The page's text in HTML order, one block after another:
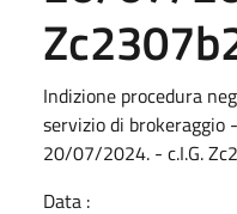
Indizione procedura
servizio di
20/07/2024. - c.I.G.
Data :